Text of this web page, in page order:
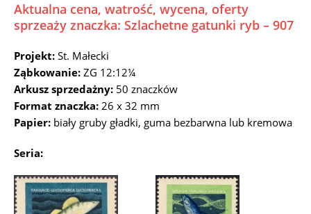
Aktualna cena, watrość, wycena, oferty
sprzeaży znaczka: Szlachetne gatunki ryb – 907
Projekt: St. Małecki
Ząbkowanie: ZG 12:12¼
Arkusz sprzedażny: 50 znaczków
Format znaczka: 26 x 32 mm
Papier: biały gruby gładki, guma bezbarwna lub kremowa
Seria: